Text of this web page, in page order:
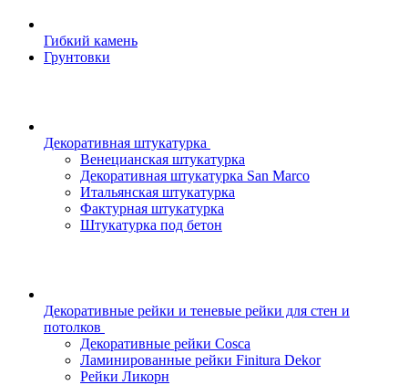
Гибкий камень
Грунтовки
Декоративная штукатурка
Венецианская штукатурка
Декоративная штукатурка San Marco
Итальянская штукатурка
Фактурная штукатурка
Штукатурка под бетон
Декоративные рейки и теневые рейки для стен и
потолков
Декоративные рейки Cosca
Ламинированные рейки Finitura Dekor
Рейки Ликорн